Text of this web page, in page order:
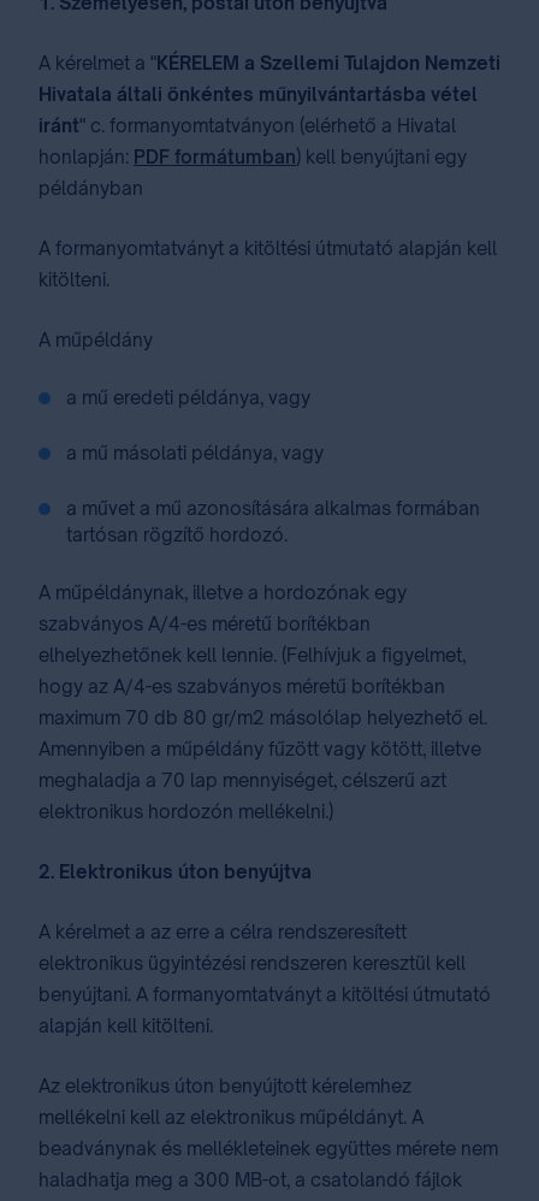
A kérelmet a "KÉRELEM a Szellemi Tulajdon Nemzeti
Hivatala általi önkéntes műnyilvántartásba vétel
iránt" c. formanyomtatványon (elérhető a Hivatal
honlapján: PDF formátumban) kell benyújtani egy
példányban
A formanyomtatványt a kitöltési útmutató alapján kell
kitölteni.
A műpéldány
a mű eredeti példánya, vagy
a mű másolati példánya, vagy
a művet a mű azonosítására alkalmas formában
tartósan rögzítő hordozó.
A műpéldánynak, illetve a hordozónak egy
szabványos A/4-es méretű borítékban
elhelyezhetőnek kell lennie. (Felhívjuk a figyelmet,
hogy az A/4-es szabványos méretű borítékban
maximum 70 db 80 gr/m2 másolólap helyezhető el.
Amennyiben a műpéldány fűzött vagy kötött, illetve
meghaladja a 70 lap mennyiséget, célszerű azt
elektronikus hordozón mellékelni.)
2. Elektronikus úton benyújtva
A kérelmet a az erre a célra rendszeresített
elektronikus ügyintézési rendszeren keresztül kell
benyújtani. A formanyomtatványt a kitöltési útmutató
alapján kell kitölteni.
Az elektronikus úton benyújtott kérelemhez
mellékelni kell az elektronikus műpéldányt. A
beadványnak és mellékleteinek együttes mérete nem
haladhatja meg a 300 MB-ot, a csatolandó fájlok